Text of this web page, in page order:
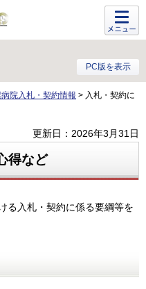
PC版を表示
メニュ
ー
院入札・契約情報 > 入札・契約に
更新日：2026年3月31日
得など
る入札・契約に係る要綱等を